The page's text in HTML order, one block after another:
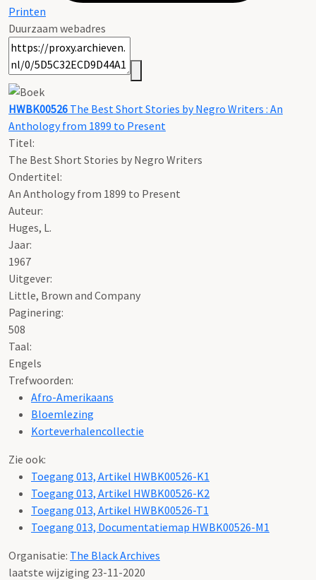
Printen
Duurzaam webadres
HWBK00526 The Best Short Stories by Negro Writers : An
Anthology from 1899 to Present
Titel:
The Best Short Stories by Negro Writers
Ondertitel:
An Anthology from 1899 to Present
Auteur:
Huges, L.
Jaar:
1967
Uitgever:
Little, Brown and Company
Paginering:
508
Taal:
Engels
Trefwoorden:
Afro-Amerikaans
Bloemlezing
Korteverhalencollectie
Zie ook:
Toegang 013, Artikel HWBK00526-K1
Toegang 013, Artikel HWBK00526-K2
Toegang 013, Artikel HWBK00526-T1
Toegang 013, Documentatiemap HWBK00526-M1
Organisatie: The Black Archives
laatste wijziging 23-11-2020